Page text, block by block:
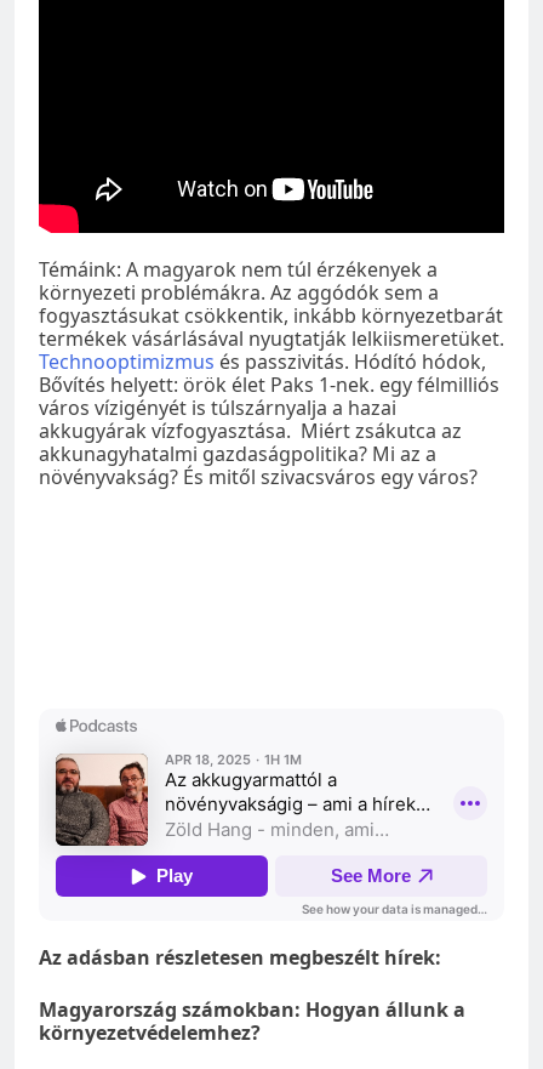
Témáink: A magyarok nem túl érzékenyek a
környezeti problémákra. Az aggódók sem a
fogyasztásukat csökkentik, inkább környezetbarát
termékek vásárlásával nyugtatják lelkiismeretüket.
Technooptimizmus és passzivitás. Hódító hódok,
Bővítés helyett: örök élet Paks 1-nek. egy félmilliós
város vízigényét is túlszárnyalja a hazai
akkugyárak vízfogyasztása. Miért zsákutca az
akkunagyhatalmi gazdaságpolitika? Mi az a
növényvakság? És mitől szivacsváros egy város?
Az adásban részletesen megbeszélt hírek:
Magyarország számokban: Hogyan állunk a
környezetvédelemhez?